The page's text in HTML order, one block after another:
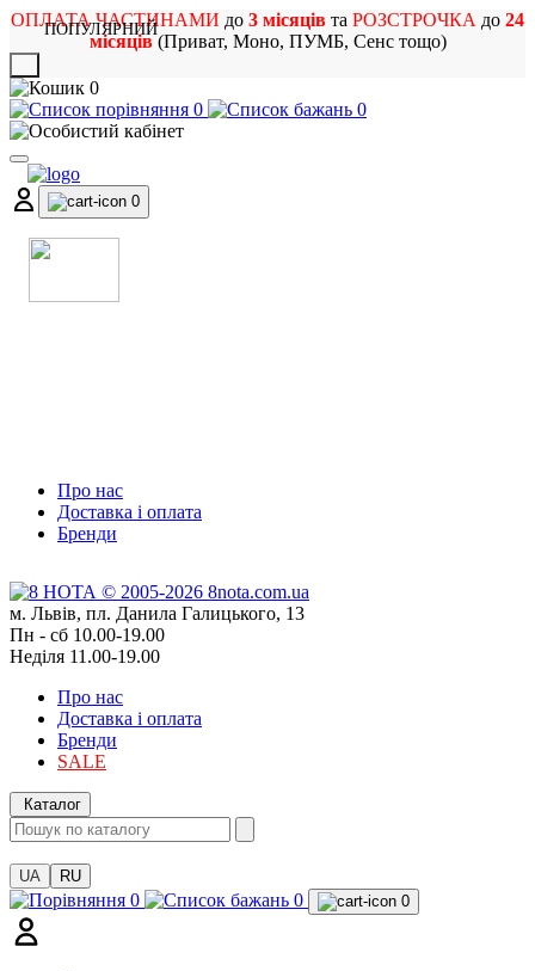
ОПЛАТА ЧАСТИНАМИ до 3 місяців та РОЗСТРОЧКА до 24
місяців(Приват, Моно, ПУМБ, Сенс тощо)
0
0
0
0
Про нас
Доставка і оплата
Бренди
м. Львів, пл. Данила Галицького, 13
Пн - сб 10.00-19.00
Неділя 11.00-19.00
Про нас
Доставка і оплата
Бренди
SALE
Каталог
UA RU
0 0 0
ПОПУЛЯРНИЙ